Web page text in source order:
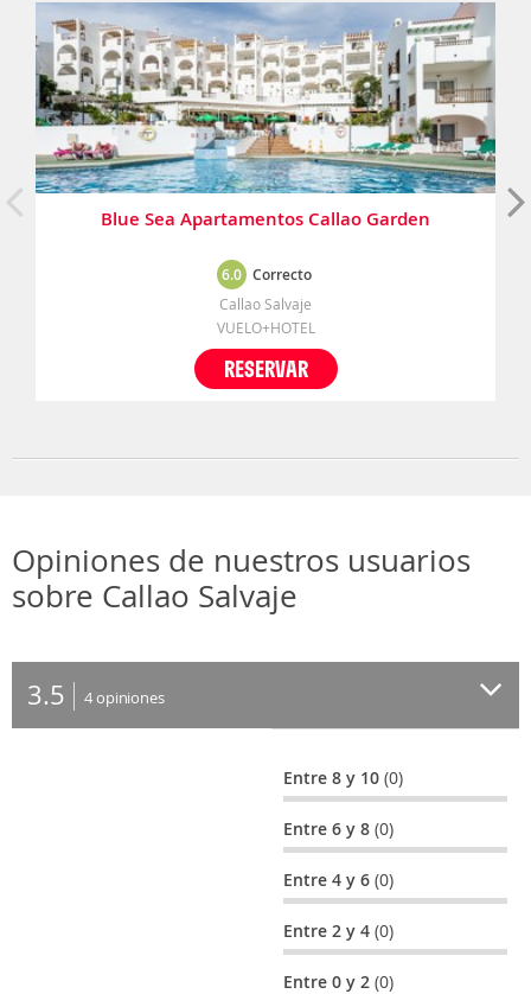
Blue Sea Apartamentos Callao Garden
6.0 Correcto
Callao Salvaje
VUELO+HOTEL
RESERVAR
Opiniones de nuestros usuarios
sobre Callao Salvaje
3.5 4opiniones
Entre 8 y 10(0)
Entre 6 y 8(0)
Entre 4 y 6(0)
Entre 2 y 4(0)
Entre 0 y 2(0)